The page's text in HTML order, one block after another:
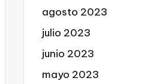
agosto 2023
julio 2023
junio 2023
mayo 2023